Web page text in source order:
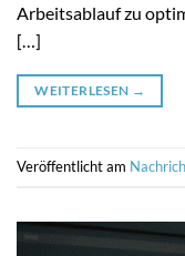
Arbeitsablauf zu
[…]
WEITERLESEN →
Veröffentlicht am